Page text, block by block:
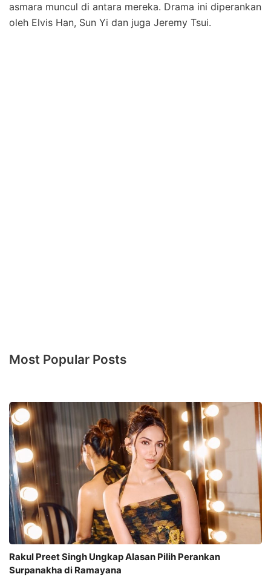
asmara muncul di antara mereka. Drama ini diperankan
oleh Elvis Han, Sun Yi dan juga Jeremy Tsui.
Most Popular Posts
Rakul Preet Singh Ungkap Alasan Pilih Perankan
Surpanakha di Ramayana